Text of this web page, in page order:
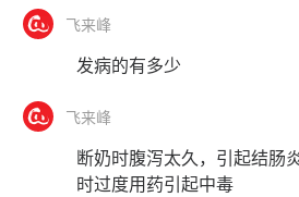
飞来峰
发病的有多少
飞来峰
断奶时腹泻太久，引起结肠
时过度用药引起中毒